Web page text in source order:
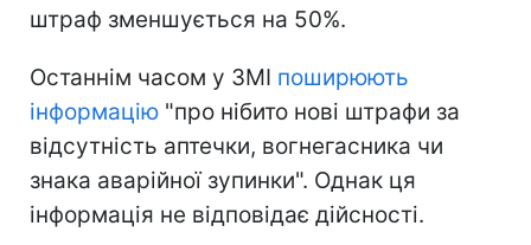
штраф зменшується на 50%.
Останнім часом у ЗМІ поширюють
інформацію "про нібито нові штрафи за
відсутність аптечки, вогнегасника чи
знака аварійної зупинки". Однак ця
інформація не відповідає дійсності.